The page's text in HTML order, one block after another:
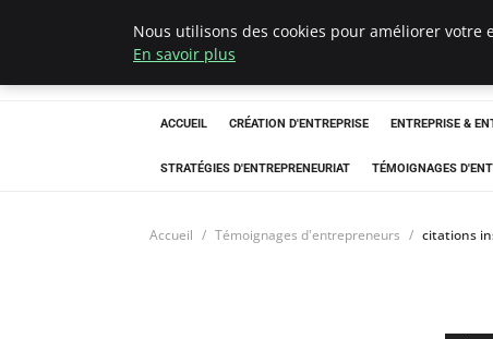
LECFCM
ACCUEIL CRÉATION D'ENTREPRISE ENTREPRISE &
STRATÉGIES D'ENTREPRENEURIAT TÉMOIGNAGES
Accueil Témoignages d'entrepreneurs citations
Nous utilisons des cookies pour améliorer
En savoir plus